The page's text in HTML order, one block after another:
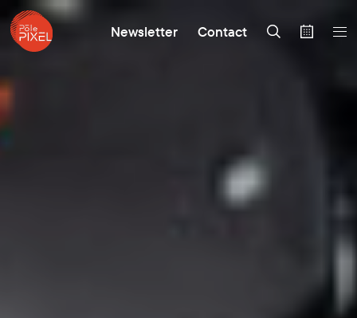
Newsletter Contact